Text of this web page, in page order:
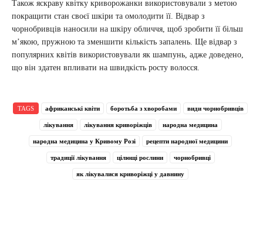
Також яскраву квітку криворожанки використовували з метою
покращити стан своєї шкіри та омолодити її. Відвар з
чорнобривців наносили на шкіру обличчя, щоб зробити її більш
м’якою, пружною та зменшити кількість запалень. Ще відвар з
популярних квітів використовували як шампунь, адже доведено,
що він здатен впливати на швидкість росту волосся.
TAGS африканські квіти боротьба з хворобами види чорнобривців
лікування лікування криворіжців народна медицина
народна медицина у Кривому Розі рецепти народної медицини
традиції лікування цілющі рослини чорнобривці
як лікувалися криворіжці у давнину